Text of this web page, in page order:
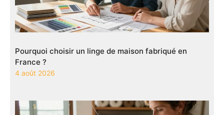
Pourquoi choisir un linge de maison fabriqué en
France ?
4 août 2026